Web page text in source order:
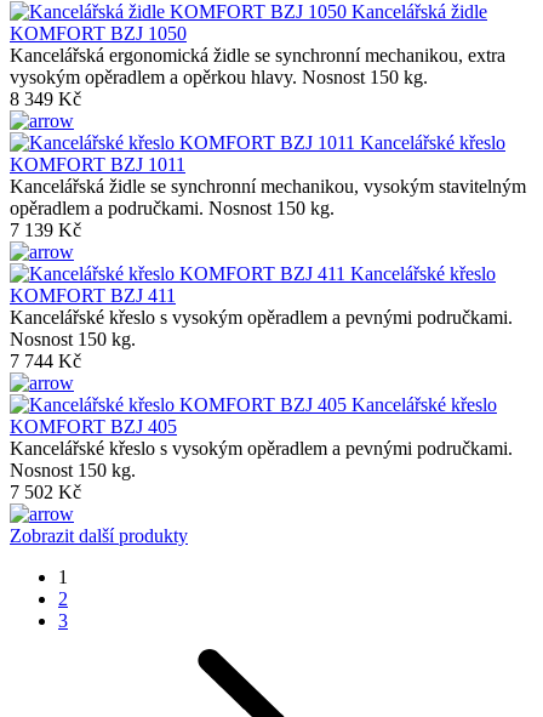
Kancelářská židle
KOMFORT BZJ 1050
Kancelářská ergonomická židle se synchronní mechanikou, extra
vysokým opěradlem a opěrkou hlavy. Nosnost 150 kg.
8 349 Kč
Kancelářské křeslo
KOMFORT BZJ 1011
Kancelářská židle se synchronní mechanikou, vysokým stavitelným
opěradlem a područkami. Nosnost 150 kg.
7 139 Kč
Kancelářské křeslo
KOMFORT BZJ 411
Kancelářské křeslo s vysokým opěradlem a pevnými područkami.
Nosnost 150 kg.
7 744 Kč
Kancelářské křeslo
KOMFORT BZJ 405
Kancelářské křeslo s vysokým opěradlem a pevnými područkami.
Nosnost 150 kg.
7 502 Kč
Zobrazit další produkty
1
2
3